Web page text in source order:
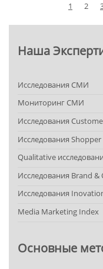
1 2
Наша
Исследования СМИ
Мониторинг СМИ
Исследования
Исследования Shopper
Qualitative
Исследования Brand
Исследования
Media Marketing Index
Основные